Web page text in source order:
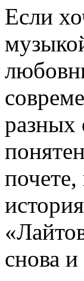
Если
разных
снова и